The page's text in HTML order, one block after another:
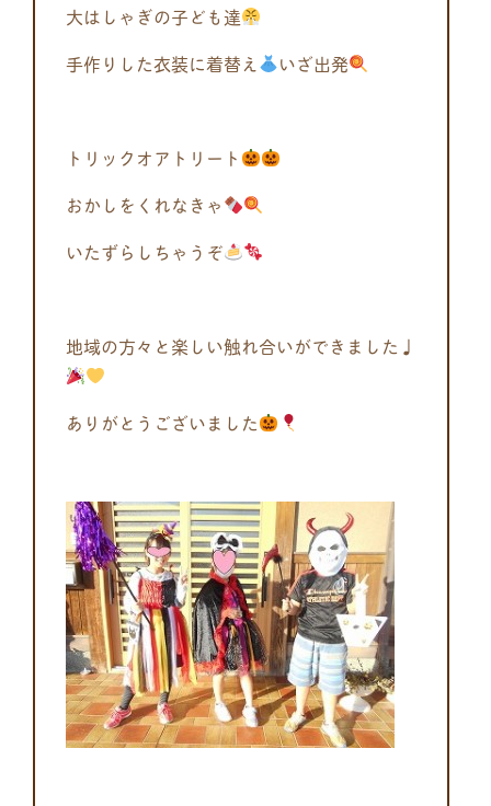
大はしゃぎの子ども達
手作りした衣装に着替え
いざ出発
トリックオアトリート
おかしをくれなきゃ
いたずらしちゃうぞ
地域の方々と楽しい触れ合いができました♩
ありがとうございました